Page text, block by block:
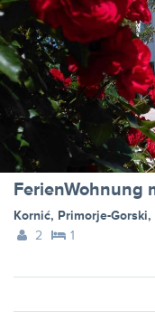
Kornić, Primorje-Gorski,
2
1